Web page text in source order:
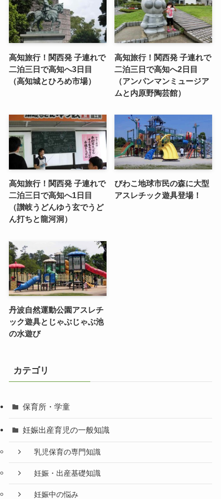
高知旅行！関西発 子連れで
二泊三日で高知へ3日目
（高知城とひろめ市場）
高知旅行！関西発 子連れで
二泊三日で高知へ2日目
（アンパンマンミュージア
ムと内原野陶芸館）
高知旅行！関西発 子連れで
二泊三日で高知へ1日目
（讃岐うどんゆう玄でうど
ん打ちと龍河洞）
びわこ地球市民の森に大型
アスレチック遊具登場！
丹波自然運動公園アスレチ
ック遊具とじゃぶじゃぶ池
の水遊び
カテゴリ
保育所・学童
妊娠出産育児の一般知識
乳児保育の専門知識
妊娠・出産基礎知識
妊娠中の悩み